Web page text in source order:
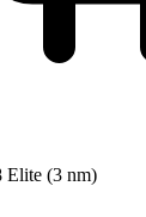
Elite (3 nm)